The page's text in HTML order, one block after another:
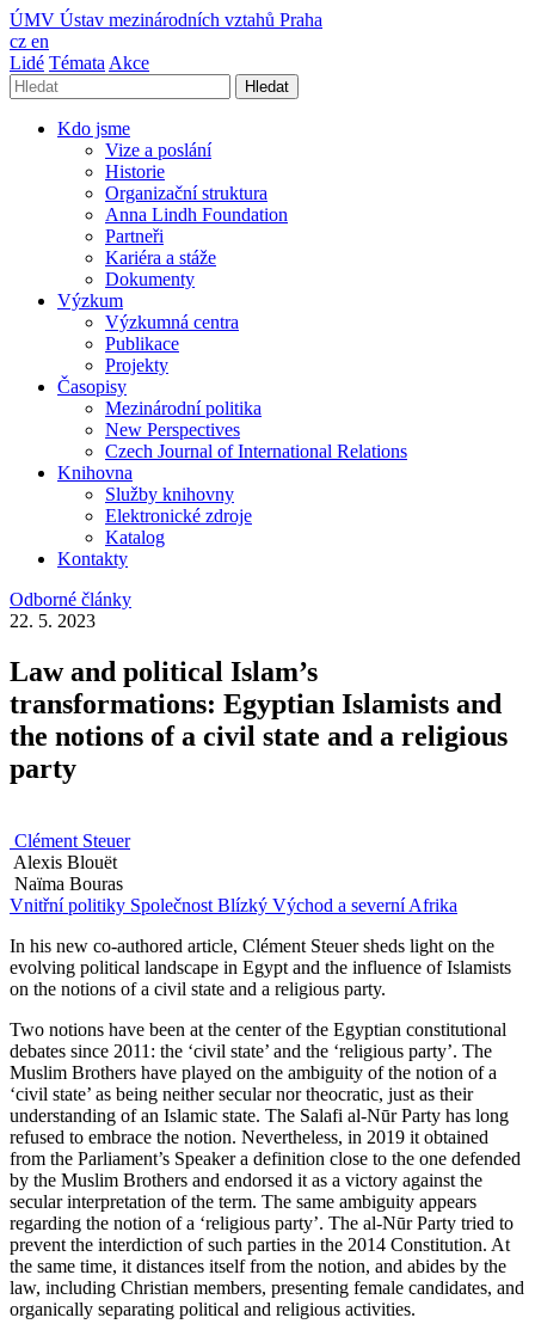
ÚMV Ústav mezinárodních vztahů Praha
cz en
Lidé Témata Akce
Hledat
Kdo jsme
Vize a poslání
Historie
Organizační struktura
Anna Lindh Foundation
Partneři
Kariéra a stáže
Dokumenty
Výzkum
Výzkumná centra
Publikace
Projekty
Časopisy
Mezinárodní politika
New Perspectives
Czech Journal of International Relations
Knihovna
Služby knihovny
Elektronické zdroje
Katalog
Kontakty
Odborné články
22. 5. 2023
Law and political Islam’s
transformations: Egyptian Islamists and
the notions of a civil state and a religious
party
Clément Steuer
Alexis Blouët
Naïma Bouras
Vnitřní politiky Společnost Blízký Východ a severní Afrika
In his new co-authored article, Clément Steuer sheds light on the
evolving political landscape in Egypt and the influence of Islamists
on the notions of a civil state and a religious party.
Two notions have been at the center of the Egyptian constitutional
debates since 2011: the ‘civil state’ and the ‘religious party’. The
Muslim Brothers have played on the ambiguity of the notion of a
‘civil state’ as being neither secular nor theocratic, just as their
understanding of an Islamic state. The Salafi al-Nūr Party has long
refused to embrace the notion. Nevertheless, in 2019 it obtained
from the Parliament’s Speaker a definition close to the one defended
by the Muslim Brothers and endorsed it as a victory against the
secular interpretation of the term. The same ambiguity appears
regarding the notion of a ‘religious party’. The al-Nūr Party tried to
prevent the interdiction of such parties in the 2014 Constitution. At
the same time, it distances itself from the notion, and abides by the
law, including Christian members, presenting female candidates, and
organically separating political and religious activities.